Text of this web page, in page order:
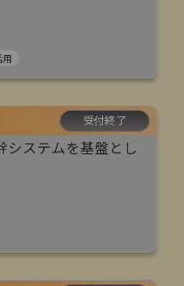
用
受付終了
システムを基盤とし